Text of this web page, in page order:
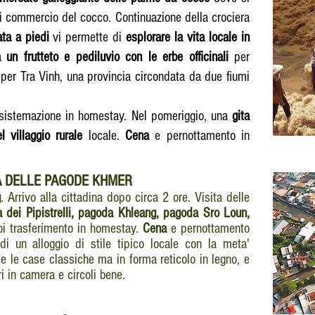
del cocco. Continuazione della crociera
a piedivi permette diesplorare la vita locale in
un frutteto e pediluvio con le erbe officinaliper
Tra Vinh, una provincia circondata da due fiumi
in homestay. Nel pomeriggio, unagita
villaggio rurale locale. Cenae pernottamento in
PAGODE KHMER
. Arrivo alla cittadina dopo circa 2 ore. Visita delle
dei Pipistrelli, pagoda Khleang, pagoda Sro Loun,
trasferimento in homestay. Cena e pernottamento
un alloggio di stile tipico locale con la meta'
le case classiche ma in forma reticolo in legno, e
in camera e circoli bene.